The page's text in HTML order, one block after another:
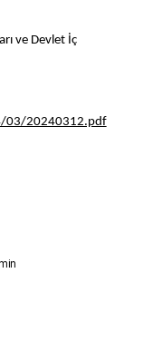
ve Devlet İç
03/20240312.pdf